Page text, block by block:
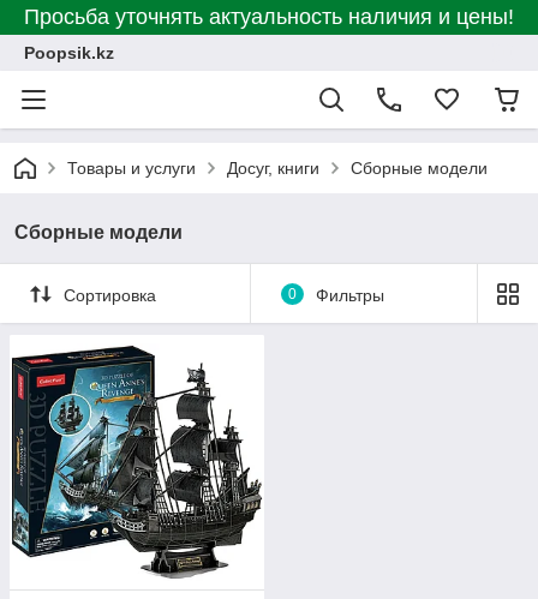
Просьба уточнять актуальность наличия и цены!
Poopsik.kz
Товары и услуги Досуг, книги Сборные модели
Сборные модели
Сортировка 0 Фильтры